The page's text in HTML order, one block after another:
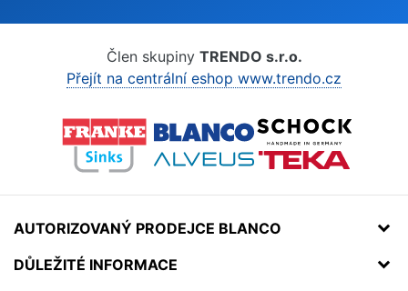
Člen skupiny TRENDO s.r.o.
Přejít na centrální eshop www.trendo.cz
AUTORIZOVANÝ PRODEJCE BLANCO
DŮLEŽITÉ INFORMACE